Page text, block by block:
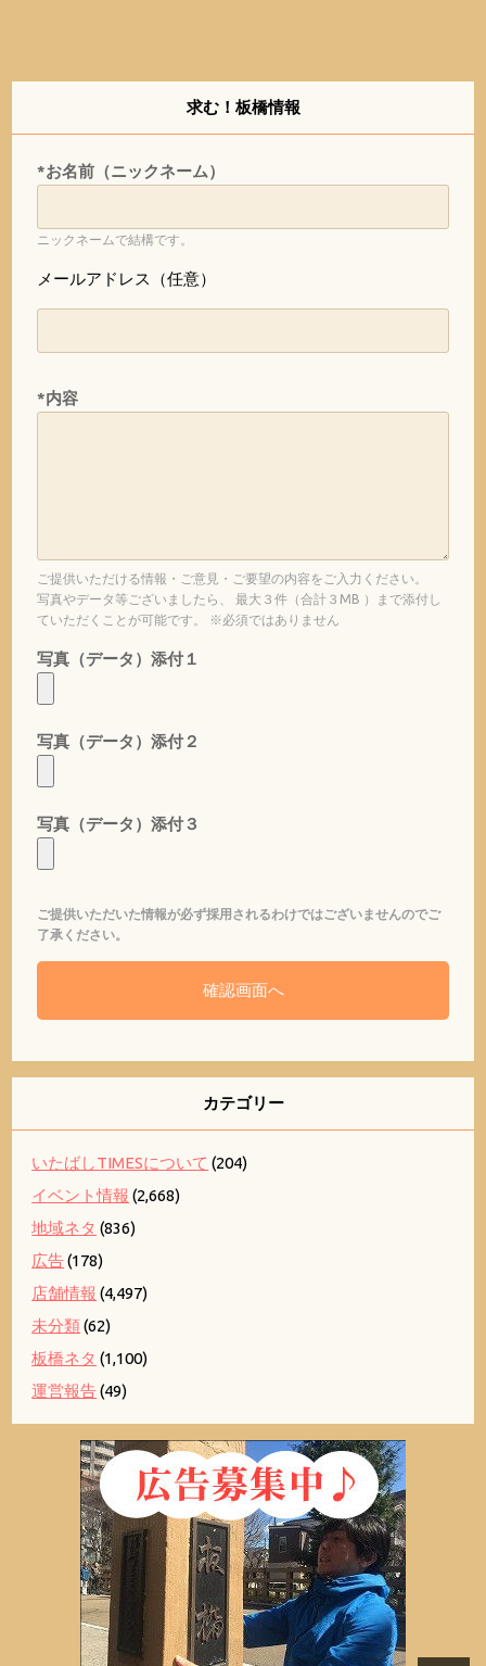
求む！板橋情報
*お名前（ニックネーム）
ニックネームで結構です。
メールアドレス（任意）
*内容
ご提供いただける情報・ご意見・ご要望の内容をご入力ください。
写真やデータ等ございましたら、 最大３件（合計３MB ）まで添付し
ていただくことが可能です。 ※必須ではありません
写真（データ）添付１
写真（データ）添付２
写真（データ）添付３
ご提供いただいた情報が必ず採用されるわけではございませんのでご
了承ください。
カテゴリー
いたばしTIMESについて (204)
イベント情報 (2,668)
地域ネタ (836)
広告(178)
店舗情報 (4,497)
未分類(62)
板橋ネタ (1,100)
運営報告(49)